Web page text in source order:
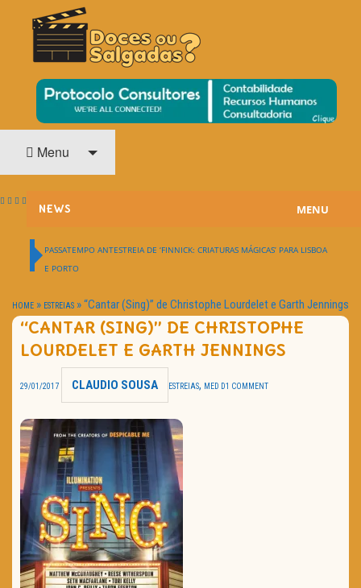
DOCES OU SALGADAS?
O Cinema? Uma Paixão!!
Menu
NEWS
HOME CINEMA
NOTA PESSOAL
TRAILER DO DIA
Política de Privacidade
MENU
PASSATEMPO ANTESTREIA DE ‘FINNICK: CRIATURAS MÁGICAS’ PARA LISBOA
E PORTO
HOME » ESTREIAS »“Cantar (Sing)” de Christophe Lourdelet e Garth Jennings
“CANTAR (SING)” DE CHRISTOPHE
LOURDELET E GARTH JENNINGS
29/01/2017 CLAUDIO SOUSA ESTREIAS, MED D1 COMMENT